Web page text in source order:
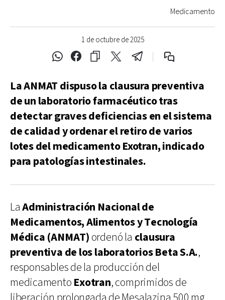
1 de octubre de 2025
Medicamento
La ANMAT dispuso la clausura preventiva
de un laboratorio farmacéutico tras
detectar graves deficiencias en el sistema
de calidad y ordenar el retiro de varios
lotes del medicamento Exotran, indicado
para patologías intestinales.
LaAdministración Nacional de
Medicamentos, Alimentos y Tecnología
Médica (ANMAT) ordenó la clausura
preventiva de los laboratorios Beta S.A.,
responsables de la producción del
medicamento Exotran, comprimidos de